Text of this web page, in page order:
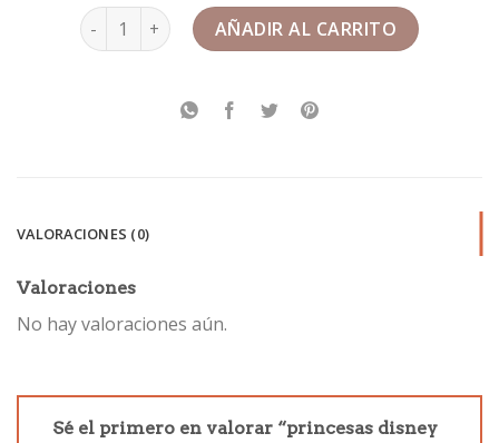
princesas disney muñecas cantidad
AÑADIR AL CARRITO
VALORACIONES (0)
Valoraciones
No hay valoraciones aún.
Sé el primero en valorar “princesas disney